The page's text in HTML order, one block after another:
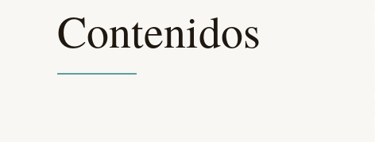
Contenidos